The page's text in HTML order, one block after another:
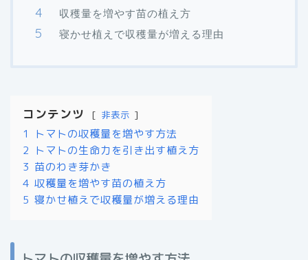
収穫量を増やす苗の植え方
寝かせ植えで収穫量が増える理由
コンテンツ 非表示
1
トマトの収穫量を増やす方法
2 トマトの生命力を引き出す植え方
3 苗のわき芽かき
4 収穫量を増やす苗の植え方
5 寝かせ植えで収穫量が増える理由